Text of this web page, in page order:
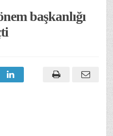
başkanlığı